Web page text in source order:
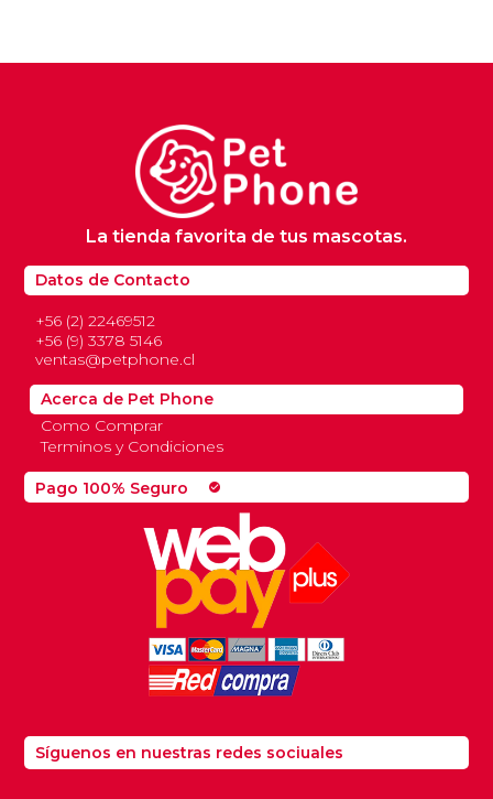
Pago 100% Seguro check_circle
Datos de Contacto
+56 (2) 22469512
+56 (9) 3378 5146
ventas@petphone.cl
La tienda favorita de tus mascotas.
Acerca de Pet Phone
Como Comprar
Terminos y Condiciones
Síguenos en nuestras redes sociuales